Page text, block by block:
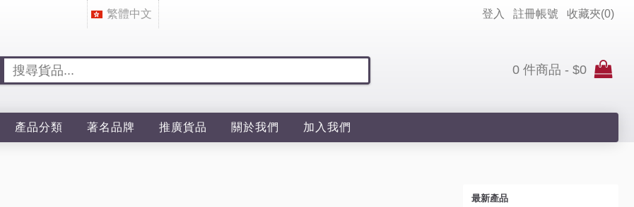
繁體中文 登入 註冊帳號 收藏夾(0)
0 件商品 - $0
產品分類 著名品牌 推廣貨品 關於我們 加入我們
最新產品